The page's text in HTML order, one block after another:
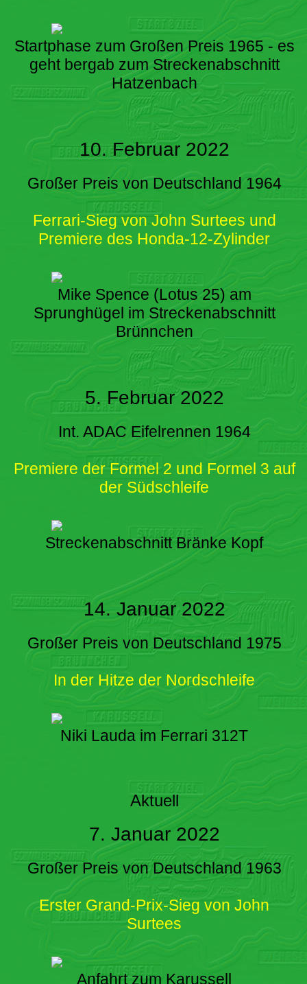
Startphase zum Großen Preis 1965 - es
geht bergab zum Streckenabschnitt
Hatzenbach
10. Februar 2022
Großer Preis von Deutschland 1964
Ferrari-Sieg von John Surtees und
Premiere des Honda-12-Zylinder
Mike Spence (Lotus 25) am
Sprunghügel im Streckenabschnitt
Brünnchen
5. Februar 2022
Int. ADAC Eifelrennen 1964
Premiere der Formel 2 und Formel 3 auf
der Südschleife
Streckenabschnitt Bränke Kopf
14. Januar 2022
Großer Preis von Deutschland 1975
In der Hitze der Nordschleife
Niki Lauda im Ferrari 312T
Aktuell
7. Januar 2022
Großer Preis von Deutschland 1963
Erster Grand-Prix-Sieg von John
Surtees
Anfahrt zum Karussell